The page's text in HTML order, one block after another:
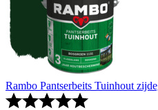
Rambo Pantserbeits Tuinhout